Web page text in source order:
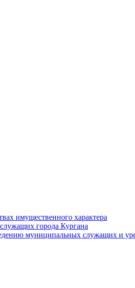
имущественного характера
города Кургана
муниципальных служащих и